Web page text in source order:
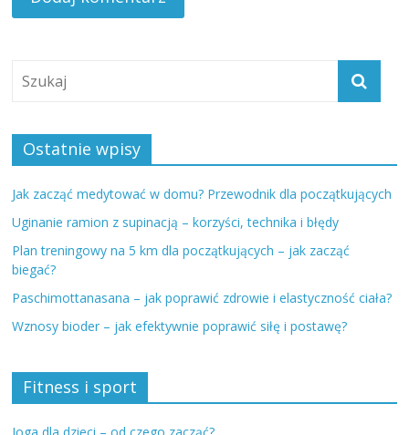
Ostatnie wpisy
Jak zacząć medytować w domu? Przewodnik dla początkujących
Uginanie ramion z supinacją – korzyści, technika i błędy
Plan treningowy na 5 km dla początkujących – jak zacząć
biegać?
Paschimottanasana – jak poprawić zdrowie i elastyczność ciała?
Wznosy bioder – jak efektywnie poprawić siłę i postawę?
Fitness i sport